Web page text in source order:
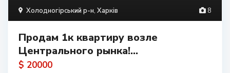
8
Холодногірський р-н, Харків
Продам 1к квартиру возле
Центрального рынка!...
$ 20000